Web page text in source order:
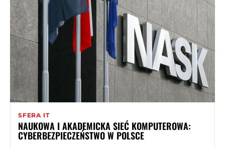
SFERA IT
NAUKOWA I AKADEMICKA SIEĆ KOMPUTEROWA:
CYBERBEZPIECZEŃSTWO W POLSCE